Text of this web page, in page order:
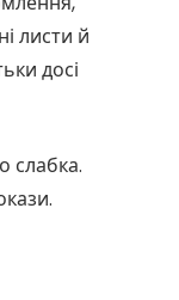
листи й
досі
слабка.